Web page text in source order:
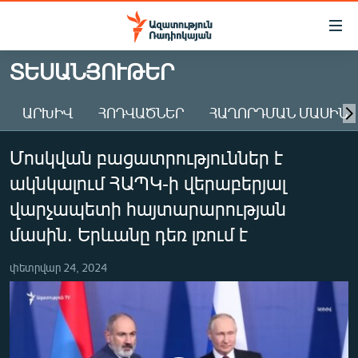
Մատչելիության
Անցնել
հիմնական
Անցնել
հիմնական
մենյուին
Որոնում
ԱԶԱՏՈՒԹՅՈՒՆ TV
ՀԱՅԱՍՏԱՆ
ԸՆՏՐՈՒԹՅՈՒՆՆԵՐ 2026
ԻՐԱՎՈՒՆՔ
ՀԱՍԱՐԱԿՈՒԹՅՈՒՆ
ՂԱՐԱԲԱՂ
ՊԱՏԵՐԱԶՄԻ 6 ՇԱԲԱԹՆԵՐԸ
ՏԱՐԱԾԱՇՐՋԱՆ
ՏԵՍԱՆՅՈՒԹԵՐ
ԱՐԽԻՎ ՀՈԴՎԱԾՆԵՐ ՀԱՂՈՐԴՄԱՆ ՄԱՍԻՆ
Մոսկվան բացատրություններ է
ակնկալում ՀԱՊԿ-ի վերաբերյալ
վարչապետի հայտարարության
մասին. Երևանը դեռ լռում է
փետրվար 24, 2024